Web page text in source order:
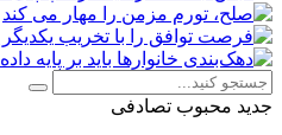
جدید محبوب تصادفی